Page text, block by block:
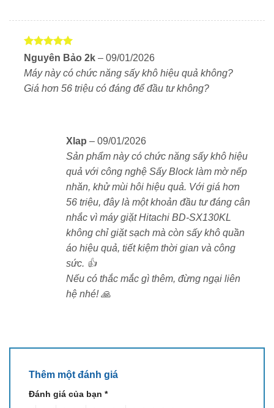
✅ Máy cực bền – sử dụng trên 10 năm không lỗi
✅ Thiết kế đẹp – đẳng cấp nội thất Nhật
xlap.vn, chúng tôi cam kết:
Sản phẩm100% chính hãng Hitachi Nhật Bản.
Bảo hành 12 tháng , hỗ trợ kỹ thuật trọn đời.
Giao hàng nhanh chóng toàn quốc.
Giá ưu đãi, hỗ trợ lắp đặt tận nơi.
Đặt mua ngay tại
để được tư vấn chi tiết về sản phẩm Hitachi
BD-SX130KL-W.
Được xếp
hạng
sao
Nguyên Bảo 2k – 09/01/2026
Máy này có chức năng sấy khô hiệu quả không?
Giá hơn 56 triệu có đáng để đầu tư không?
Xlap – 09/01/2026
Sản phẩm này có chức năng sấy khô hiệu
quả với công nghệ Sấy Block làm mờ nếp
nhăn, khử mùi hôi hiệu quả. Với giá hơn
56 triệu, đây là một khoản đầu tư đáng cân
nhắc vì máy giặt Hitachi BD-SX130KL
không chỉ giặt sạch mà còn sấy khô quần
áo hiệu quả, tiết kiệm thời gian và công
sức. 👍
Nếu có thắc mắc gì thêm, đừng ngại liên
hệ nhé! 🙏
Thêm một đánh giá
Đánh giá của bạn *